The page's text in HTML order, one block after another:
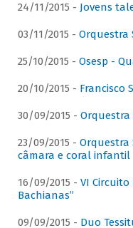
24/11/2015 - Jovens
03/11/2015 - Orquestra
25/10/2015 - Osesp -
20/10/2015 - Francisco
30/09/2015 - Orquestra
23/09/2015 - Orquestra
câmara e coral infantil
16/09/2015 - VI Circuito
Bachianas”
09/09/2015 - Duo